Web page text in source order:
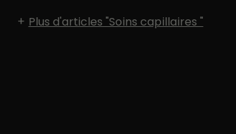
Plus d'articles "Soins capillaires "